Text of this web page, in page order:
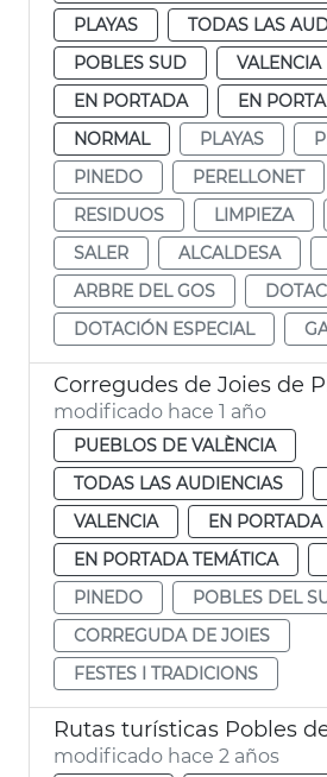
PLAYAS
TODAS LAS
POBLES SUD
VALENCIA
EN PORTADA
EN
NORMAL
PLAYAS
PINEDO
PERELLONET
RESIDUOS
LIMPIEZA
SALER
ALCALDESA
ARBRE DEL GOS
DOTACIÓN ESPECIAL
Corregudes de Joies de
modificado hace 1 año
PUEBLOS DE VALÈNCIA
TODAS LAS AUDIENCIAS
VALENCIA
EN PORTADA
EN PORTADA TEMÁTICA
PINEDO
POBLES DEL
CORREGUDA DE JOIES
FESTES I TRADICIONS
modificado hace 2 años